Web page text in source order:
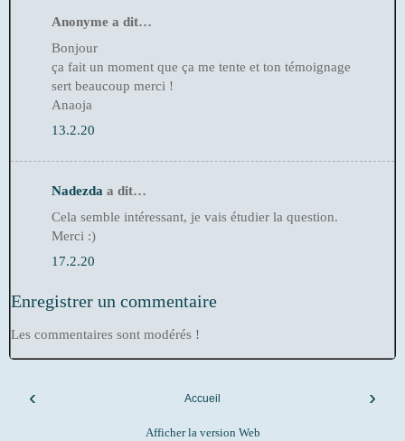
Anonyme a dit…
Bonjour
ça fait un moment que ça me tente et ton témoignage
sert beaucoup merci !
Anaoja
13.2.20
Nadezda a dit…
Cela semble intéressant, je vais étudier la question.
Merci :)
17.2.20
Enregistrer un commentaire
Les commentaires sont modérés !
‹ ›
Accueil
Afficher la version Web